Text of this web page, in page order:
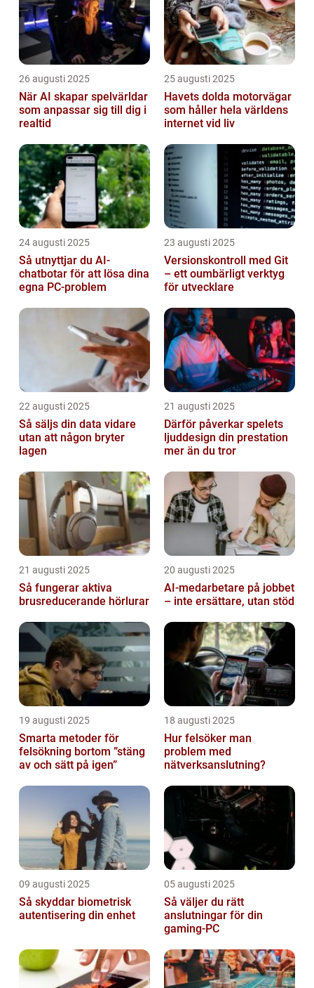
26 augusti 2025
När AI skapar spelvärldar
som anpassar sig till dig i
realtid
25 augusti 2025
Havets dolda motorvägar
som håller hela världens
internet vid liv
24 augusti 2025
Så utnyttjar du AI-
chatbotar för att lösa dina
egna PC-problem
23 augusti 2025
Versionskontroll med Git
– ett oumbärligt verktyg
för utvecklare
22 augusti 2025
Så säljs din data vidare
utan att någon bryter
lagen
21 augusti 2025
Därför påverkar spelets
ljuddesign din prestation
mer än du tror
21 augusti 2025
Så fungerar aktiva
brusreducerande hörlurar
20 augusti 2025
AI‑medarbetare på jobbet
– inte ersättare, utan stöd
19 augusti 2025
Smarta metoder för
felsökning bortom ”stäng
av och sätt på igen”
18 augusti 2025
Hur felsöker man
problem med
nätverksanslutning?
09 augusti 2025
Så skyddar biometrisk
autentisering din enhet
05 augusti 2025
Så väljer du rätt
anslutningar för din
gaming-PC